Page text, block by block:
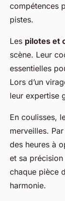
compétences
pistes.
Les pilotes et
scène. Leur
essentielles
Lors d’un
leur expertise
En coulisses,
merveilles.
des heures à
et sa précision
chaque pièce
harmonie.